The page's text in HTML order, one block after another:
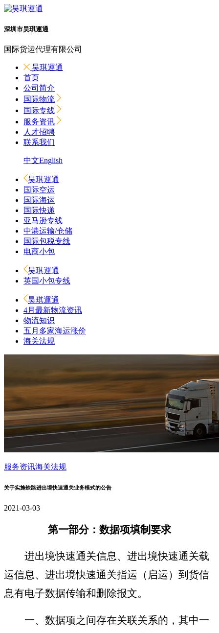
深圳市昊琪運通
国际货运代理有限公司
昊琪運通
首页
公司简介
国际物流
国际专线
服务资讯
人才招聘
联系我们
中文English
昊琪運通
国际空运
国际海运
国际快递
亚马逊专线
中港运输/仓储
国际包税专线
电商小包
昊琪運通
英国小包专线
昊琪運通
4月最新物流资讯
物流知识
五月多家海运涨价
海关法规
服务资讯海关法规
关于实施铁路进出境快速通关业务模式的公告
2021-03-03
第一部分：数据项填制要求
进出境快速通关信息、 进出境快速通关载
运信息、 进出境快速通关指运（启运）到货信
息有电子数据传输和删除报文。
一、数据项之间存在关联关系的，其中一